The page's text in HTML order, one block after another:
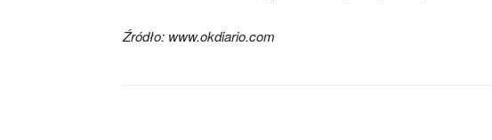
Źródło: www.okdiario.com